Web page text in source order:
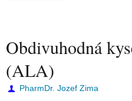
Obdivuhodná
(ALA)
PharmDr. Jozef Zima